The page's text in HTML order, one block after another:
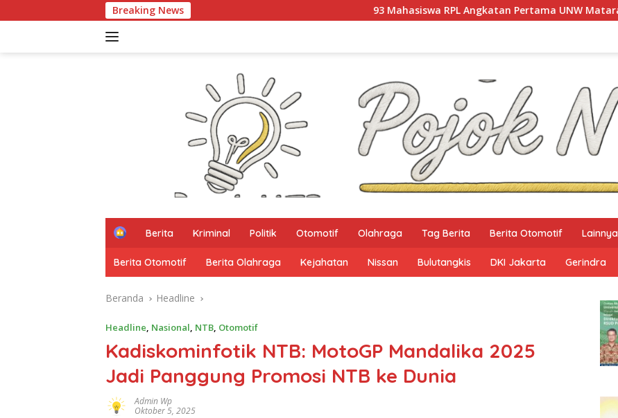
ke
Breaking News 93 Mahasiswa RPL Angkatan Pertama UNW Mataram Resmi Ditetapkan
H
m
e
Berita Kriminal Politik Otomotif Olahraga Tag Berita Berita Otomotif Lainnya
Berita Otomotif Berita Olahraga Kejahatan Nissan Bulutangkis DKI Jakarta Gerindra
Beranda Headline
Headline, Nasional, NTB, Otomotif
Kadiskominfotik NTB: MotoGP Mandalika 2025
Jadi Panggung Promosi NTB ke Dunia
Admin Wp
Oktober 5, 2025